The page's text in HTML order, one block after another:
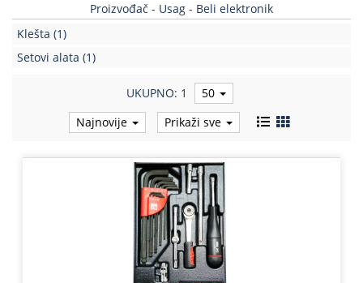
Elektromehaničke
komponente
slanja
Proizvođač - Usag - Beli elektronik
Klešta (1)
Setovi alata (1)
UKUPNO: 1
50
Najnovije
Prikaži sve